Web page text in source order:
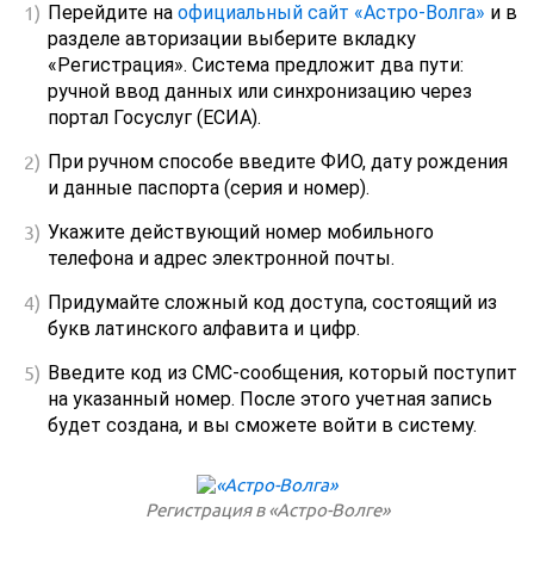
Перейдите на официальный сайт «Астро-Волга» и в
разделе авторизации выберите вкладку
«Регистрация». Система предложит два пути:
ручной ввод данных или синхронизацию через
портал Госуслуг (ЕСИА).
При ручном способе введите ФИО, дату рождения
и данные паспорта (серия и номер).
Укажите действующий номер мобильного
телефона и адрес электронной почты.
Придумайте сложный код доступа, состоящий из
букв латинского алфавита и цифр.
Введите код из СМС-сообщения, который поступит
на указанный номер. После этого учетная запись
будет создана, и вы сможете войти в систему.
Регистрация в «Астро-Волге»